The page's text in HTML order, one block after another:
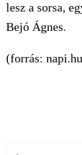
lesz a sorsa,
Bejó Ágnes.
(forrás: